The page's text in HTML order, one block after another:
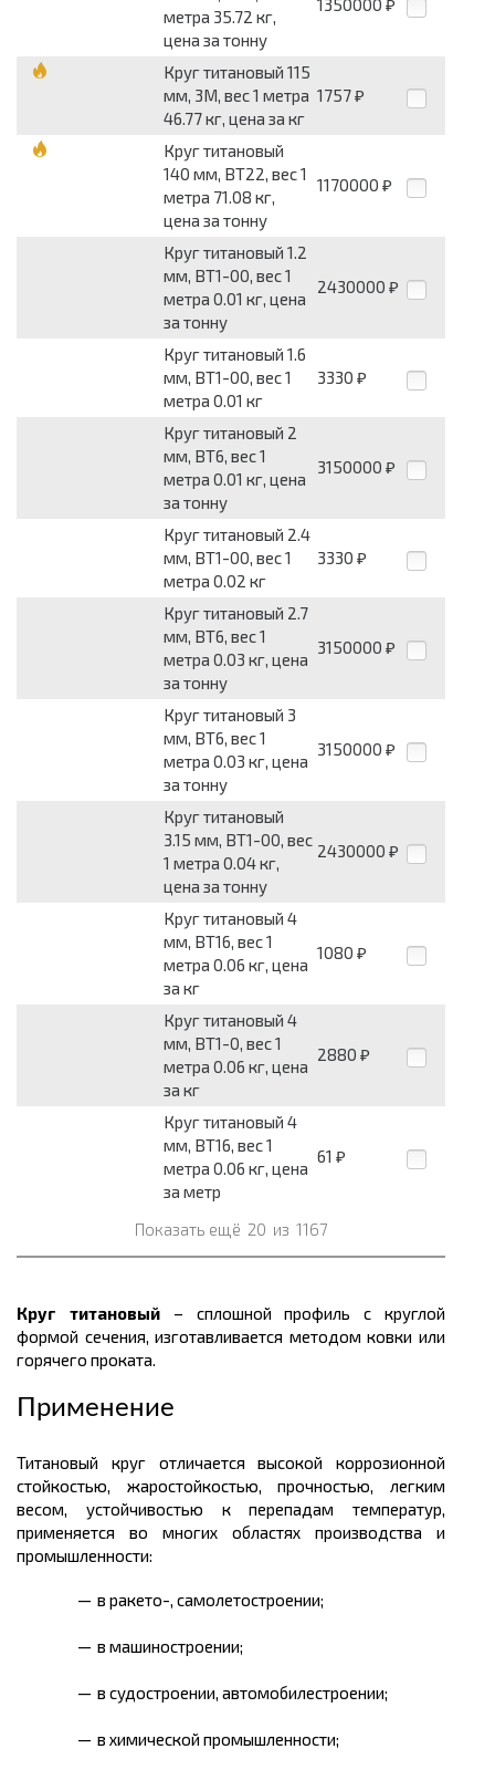
метра 35.72 кг,
цена за тонну
1350000 ₽
Круг титановый 115
мм, 3М, вес 1 метра
46.77 кг, цена за кг
1757 ₽
Круг титановый
140 мм, ВТ22, вес 1
метра 71.08 кг,
цена за тонну
1170000 ₽
Круг титановый 1.2
мм, ВТ1-00, вес 1
метра 0.01 кг, цена
за тонну
2430000 ₽
Круг титановый 1.6
мм, ВТ1-00, вес 1
метра 0.01 кг
3330 ₽
Круг титановый 2
мм, ВТ6, вес 1
метра 0.01 кг, цена
за тонну
3150000 ₽
Круг титановый 2.4
мм, ВТ1-00, вес 1
метра 0.02 кг
3330 ₽
Круг титановый 2.7
мм, ВТ6, вес 1
метра 0.03 кг, цена
за тонну
3150000 ₽
Круг титановый 3
мм, ВТ6, вес 1
метра 0.03 кг, цена
за тонну
3150000 ₽
Круг титановый
3.15 мм, ВТ1-00, вес
1 метра 0.04 кг,
цена за тонну
2430000 ₽
Круг титановый 4
мм, ВТ16, вес 1
метра 0.06 кг, цена
за кг
1080 ₽
Круг титановый 4
мм, ВТ1-0, вес 1
метра 0.06 кг, цена
за кг
2880 ₽
Круг титановый 4
мм, ВТ16, вес 1
метра 0.06 кг, цена
за метр
61 ₽
Показать ещё 20 из 1167
Круг титановый– сплошной профиль с круглой
формой сечения, изготавливается методом ковки или
горячего проката.
Применение
Титановый круг отличается высокой коррозионной
стойкостью, жаростойкостью, прочностью, легким
весом, устойчивостью к перепадам температур,
применяется во многих областях производства и
промышленности:
в ракето-, самолетостроении;
в машиностроении;
в судостроении, автомобилестроении;
в химической промышленности;